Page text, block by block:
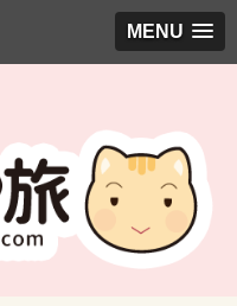
MENU